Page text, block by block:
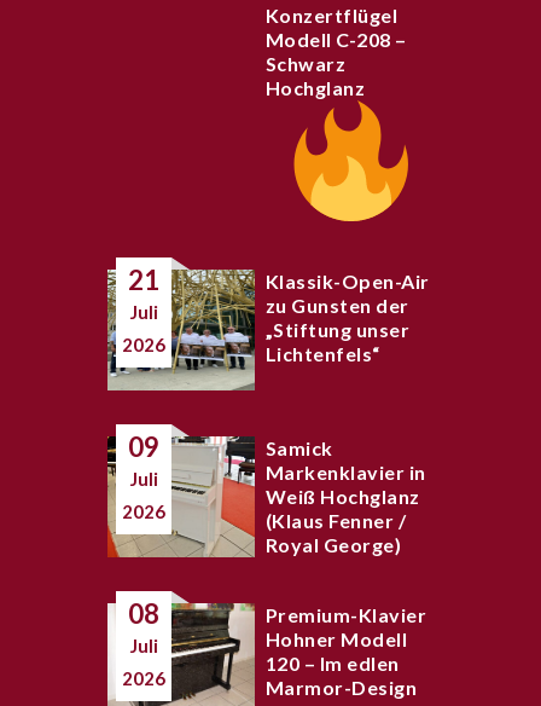
Konzertflügel
Modell C-208 –
Schwarz
Hochglanz
21
Juli
2026
Klassik-Open-Air
zu Gunsten der
„Stiftung unser
Lichtenfels“
09
Juli
2026
Samick
Markenklavier in
Weiß Hochglanz
(Klaus Fenner /
Royal George)
08
Juli
2026
Premium-Klavier
Hohner Modell
120 – Im edlen
Marmor-Design